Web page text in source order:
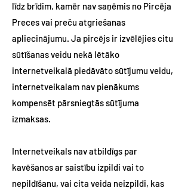
līdz brīdim, kamēr nav saņēmis no Pircēja
Preces vai preču atgriešanas
apliecinājumu. Ja pircējs ir izvēlējies citu
sūtīšanas veidu nekā lētāko
internetveikalā piedāvāto sūtījumu veidu,
internetveikalam nav pienākums
kompensēt pārsniegtās sūtījuma
izmaksas.
Internetveikals nav atbildīgs par
kavēšanos ar saistību izpildi vai to
nepildīšanu, vai cita veida neizpildi, kas